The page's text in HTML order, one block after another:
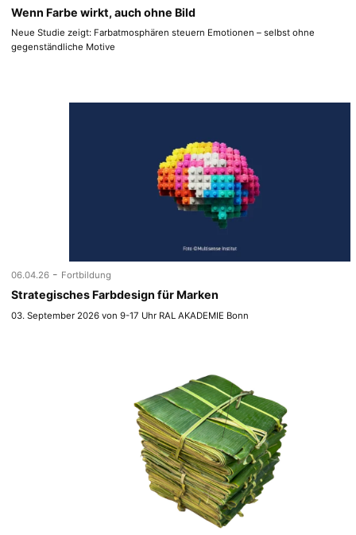
Wenn Farbe wirkt, auch ohne Bild
Neue Studie zeigt: Farbatmosphären steuern Emotionen – selbst ohne
gegenständliche Motive
06.04.26 - Fortbildung
Strategisches Farbdesign für Marken
03. September 2026 von 9-17 Uhr RAL AKADEMIE Bonn